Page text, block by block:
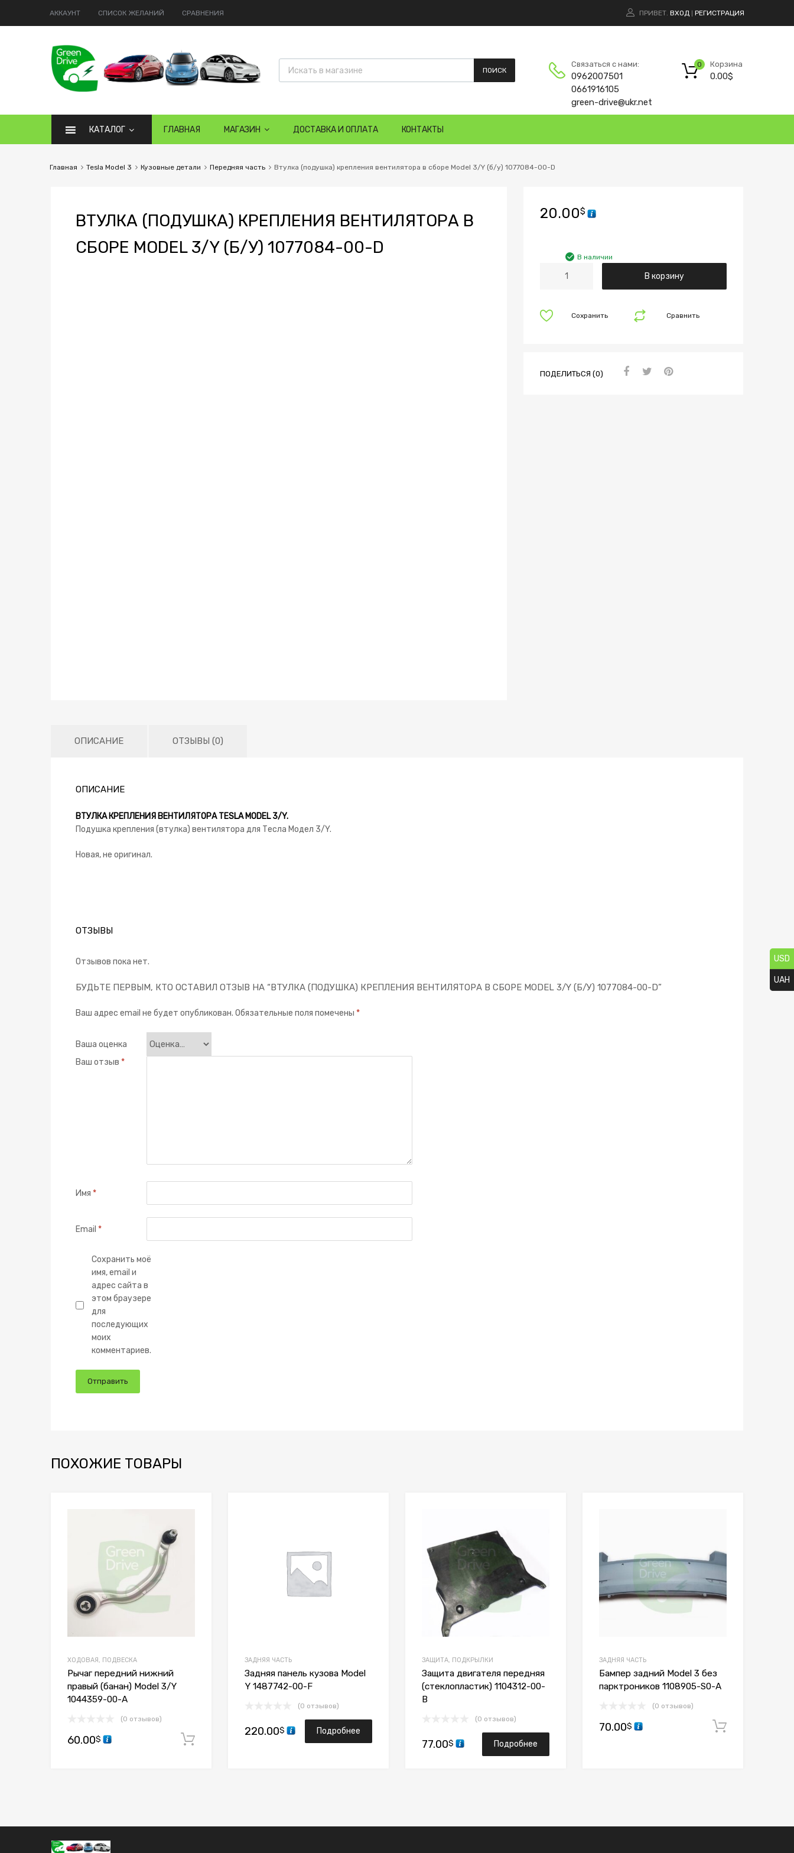
АККАУНТ СПИСОК ЖЕЛАНИЙ СРАВНЕНИЯ ПРИВЕТ. ВХОД РЕГИСТРАЦИЯ
ПОИСК
Связаться с нами:
0962007501
0661916105
green-drive@ukr.net
Корзина
0.00$
0
КАТАЛОГ ГЛАВНАЯ МАГАЗИН ДОСТАВКА И ОПЛАТА КОНТАКТЫ
Главная Tesla Model 3 Кузовные детали Передняя часть Втулка (подушка) крепления вентилятора в сборе Model 3/Y (б/у) 1077084-00-D
ВТУЛКА (ПОДУШКА) КРЕПЛЕНИЯ ВЕНТИЛЯТОРА В
СБОРЕ MODEL 3/Y (Б/У) 1077084-00-D
20.00$
В наличии
В корзину
Сравнить
Сохранить
ПОДЕЛИТЬСЯ (0)
ОПИСАНИЕ ОТЗЫВЫ (0)
ОПИСАНИЕ
ВТУЛКА КРЕПЛЕНИЯ ВЕНТИЛЯТОРА TESLA MODEL 3/Y.
Подушка крепления (втулка) вентилятора для Тесла Модел 3/Y.
Новая, не оригинал.
ОТЗЫВЫ
Отзывов пока нет.
БУДЬТЕ ПЕРВЫМ, КТО ОСТАВИЛ ОТЗЫВ НА “ВТУЛКА (ПОДУШКА) КРЕПЛЕНИЯ ВЕНТИЛЯТОРА В СБОРЕ MODEL 3/Y (Б/У) 1077084-00-D”
Ваш адрес email не будет опубликован. Обязательные поля помечены *
Ваша оценка
Ваш отзыв *
Имя *
Email *
Сохранить моё
имя, email и
адрес сайта в
этом браузере
для
последующих
моих
комментариев.
ПОХОЖИЕ ТОВАРЫ
ХОДОВАЯ, ПОДВЕСКА
Рычаг передний нижний
правый (банан) Model 3/Y
1044359-00-A
(0 отзывов)
60.00$
ЗАДНЯЯ ЧАСТЬ
Задняя панель кузова Model
Y 1487742-00-F
(0 отзывов)
220.00$ Подробнее
ЗАЩИТА, ПОДКРЫЛКИ
Защита двигателя передняя
(стеклопластик) 1104312-00-
B
(0 отзывов)
77.00$ Подробнее
ЗАДНЯЯ ЧАСТЬ
Бампер задний Model 3 без
парктроников 1108905-S0-A
(0 отзывов)
70.00$
USD
UAH